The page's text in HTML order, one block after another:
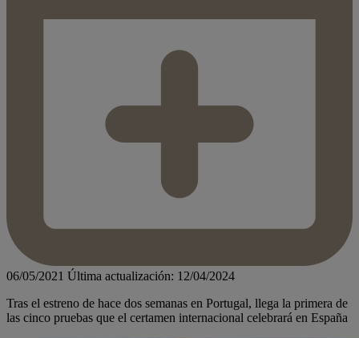
06/05/2021 Última actualización: 12/04/2024
Tras el estreno de hace dos semanas en Portugal, llega la primera de
las cinco pruebas que el certamen internacional celebrará en España